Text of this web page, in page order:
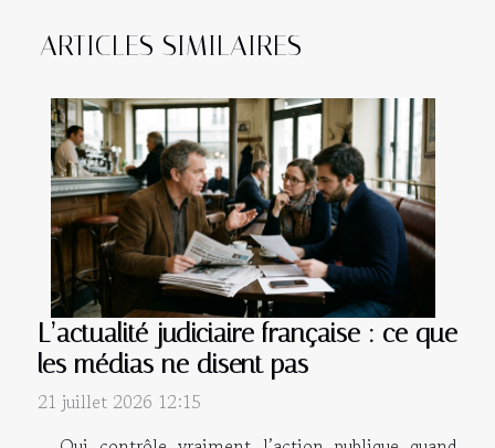
ARTICLES SIMILAIRES
L’actualité judiciaire française : ce que
les médias ne disent pas
21 juillet 2026 12:15